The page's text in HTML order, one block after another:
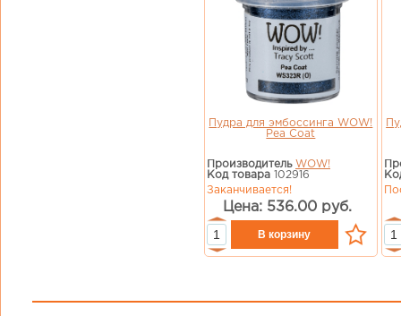
Пудра для эмбоссинга WOW!
Pea Coat
Производитель WOW!
Код товара 102916
Заканчивается!
Цена: 536.00 руб.